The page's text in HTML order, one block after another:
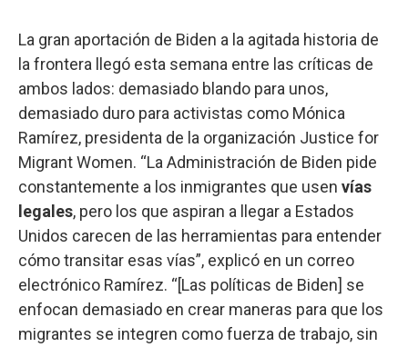
La gran aportación de Biden a la agitada historia de
la frontera llegó esta semana entre las críticas de
ambos lados: demasiado blando para unos,
demasiado duro para activistas como Mónica
Ramírez, presidenta de la organización Justice for
Migrant Women. “La Administración de Biden pide
constantemente a los inmigrantes que usen vías
legales, pero los que aspiran a llegar a Estados
Unidos carecen de las herramientas para entender
cómo transitar esas vías”, explicó en un correo
electrónico Ramírez. “[Las políticas de Biden] se
enfocan demasiado en crear maneras para que los
migrantes se integren como fuerza de trabajo, sin